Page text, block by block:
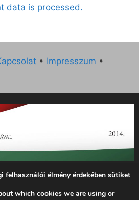
data is processed.
• Impresszum •
hetilap 2014. évi működésének
KCP-14-P-0121 sz. támogatási
000 Ft összegben támogatta az
felhasználói élmény érdekében sütiket
which cookies we are using or